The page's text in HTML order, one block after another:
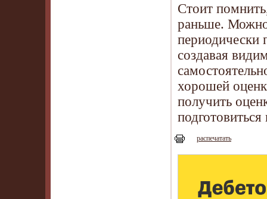
Стоит
раньше. Можно
периодически
создавая
хорошей
получить
распечатать